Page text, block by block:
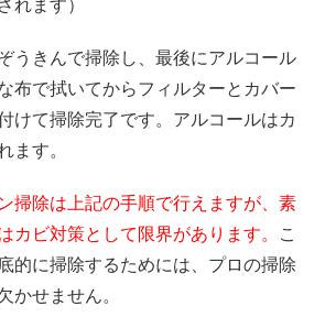
れます）
うきんで掃除し、最後にアルコール
布で拭いてからフィルターとカバー
けて掃除完了です。アルコールはカ
ます。
掃除は上記の手順で行えますが、素
カビ対策として限界があります。
こ
的に掃除するためには、プロの掃除
かせません。